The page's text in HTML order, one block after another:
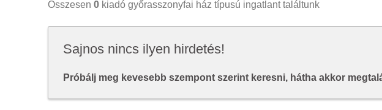
Összesen 0 kiadó győrasszonyfai ház típusú ingatlant találtunk
Sajnos nincs ilyen hirdetés!
Próbálj meg kevesebb szempont szerint keresni, hátha akkor